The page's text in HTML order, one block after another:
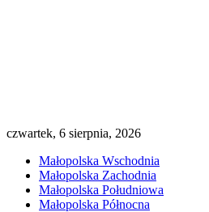
czwartek, 6 sierpnia, 2026
Małopolska Wschodnia
Małopolska Zachodnia
Małopolska Południowa
Małopolska Północna